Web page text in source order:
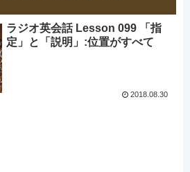
ラジオ英会話 Lesson 099 「指
定」と「説明」:位置がすべて
2018.08.30